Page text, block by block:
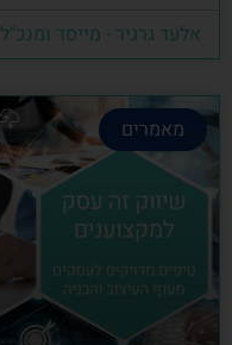
אלעד גרגיר - מייסד ומנכ"ל arcdb
מאמרים